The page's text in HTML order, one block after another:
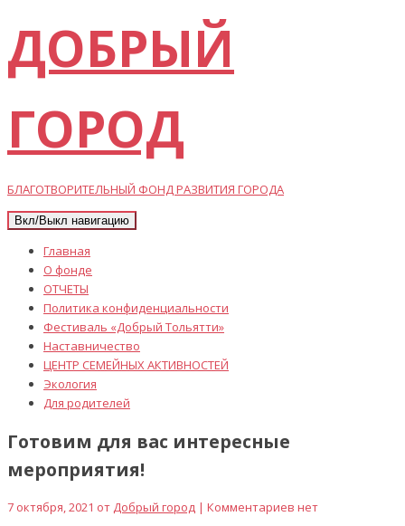
ДОБРЫЙ
ГОРОД
БЛАГОТВОРИТЕЛЬНЫЙ ФОНД РАЗВИТИЯ ГОРОДА
Вкл/Выкл навигацию
Главная
О фонде
ОТЧЕТЫ
Политика конфиденциальности
Фестиваль «Добрый Тольятти»
Наставничество
ЦЕНТР СЕМЕЙНЫХ АКТИВНОСТЕЙ
Экология
Для родителей
Готовим для вас интересные
мероприятия!
7 октября, 2021 от Добрый город | Комментариев нет